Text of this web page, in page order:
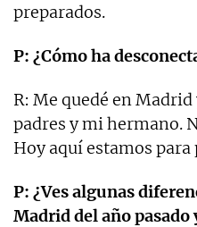
preparados.
P: ¿Cómo ha
R: Me quedé en
padres y mi hermano.
Hoy aquí estamos para
P: ¿Ves algunas
Madrid del año pasado